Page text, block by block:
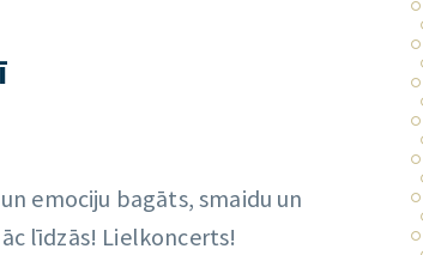
emociju bagāts, smaidu un
līdzās! Lielkoncerts!